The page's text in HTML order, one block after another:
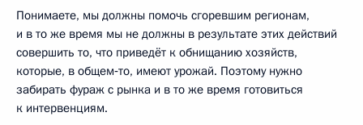
Понимаете, мы должны помочь сгоревшим регионам,
и в то же время мы не должны в результате этих действий
совершить то, что приведёт к обнищанию хозяйств,
которые, в общем‑то, имеют урожай. Поэтому нужно
забирать фураж с рынка и в то же время готовиться
к интервенциям.